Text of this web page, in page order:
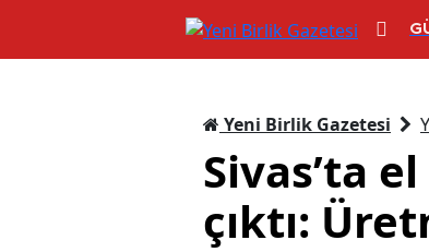
Yeni Birlik Gazetesi
Sivas’ta
çıktı: